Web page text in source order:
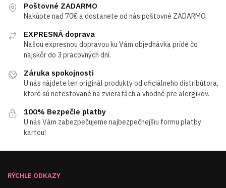
Poštovné ZADARMO
Nakúpte nad 70€ a dostanete od nás poštovné ZADARMO
EXPRESNÁ doprava
Našou expresnou dopravou ku Vám objednávka príde čo
najskôr do 3 pracovných dní.
Záruka spokojnosti
U nás nájdete len originál produkty od oficiálneho distribútora,
ktoré sú netestované na zvieratách a vhodné pre alergikov.
100% Bezpečie platby
U nás Vám zabezpečujeme najbezpečnejšiu formu platby
kartou!
RÝCHLE ODKAZY